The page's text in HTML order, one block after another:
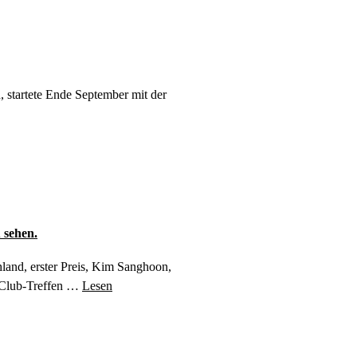
Ende September mit der
erster Preis, Kim Sanghoon,
Treffen … Lesen